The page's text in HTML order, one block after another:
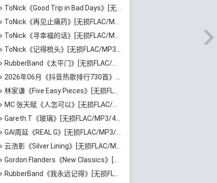
ToNick《Good Trip in Bad Days》[无损FLAC/MP3/1.26GB]百度云网盘下载
ToNick《再见止痛药》[无损FLAC/MP3/65MB]百度云网盘下载
ToNick《寻幸福的话》[无损FLAC/MP3/67MB]百度云网盘下载
ToNick《记得梳头》[无损FLAC/MP3/53MB]百度云网盘下载
RubberBand《太平门》[无损FLAC/MP3/50MB]百度云网盘下载
2026年06月《抖音热歌排行730首》最火热门歌曲整理[高品质MP3/320K/5.35GB]百度云网盘下载
林家谦《Five Easy Pieces》[无损FLAC/MP3/223MB]百度云网盘下载
MC 张天赋《人怎可以》[无损FLAC/MP3/65MB]百度云网盘下载
Gareth.T《玻璃》[无损FLAC/MP3/46MB]百度云网盘下载
GAI周延《REAL G》[无损FLAC/MP3/729MB]百度云网盘下载
云浩影《Silver Lining》[无损FLAC/MP3/543MB]百度云网盘下载
Gordon Flanders《New Classics》[无损FLAC/MP3/529MB]百度云网盘下载
RubberBand《我永远记得》[无损FLAC/MP3/72MB]百度云网盘下载